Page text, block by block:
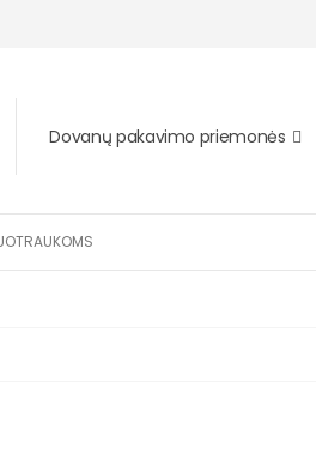
Dovanų pakavimo priemonės